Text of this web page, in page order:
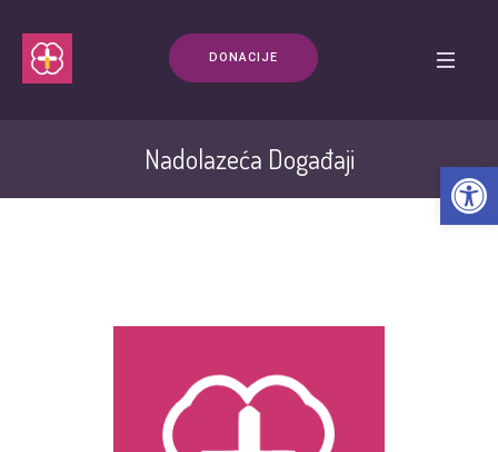
DONACIJE
Nadolazeća Događaji